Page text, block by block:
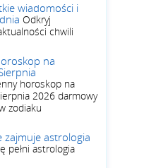
wiadomości i
Odkryj
chwili
na
horoskop na
2026 darmowy
zodiaku
zajmuje astrologia
pełni astrologia